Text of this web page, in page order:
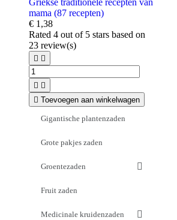
mama (87 recepten)
€ 1,38
Rated 4 out of 5 stars based on
23 review(s)
 
 
 Toevoegen aan winkelwagen
Gigantische plantenzaden
Grote pakjes zaden
Groentezaden
Fruit zaden
Medicinale kruidenzaden